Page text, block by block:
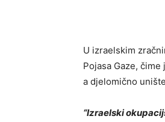
U izraelskim
Pojasa Gaze,
a djelomično
“Izraelski